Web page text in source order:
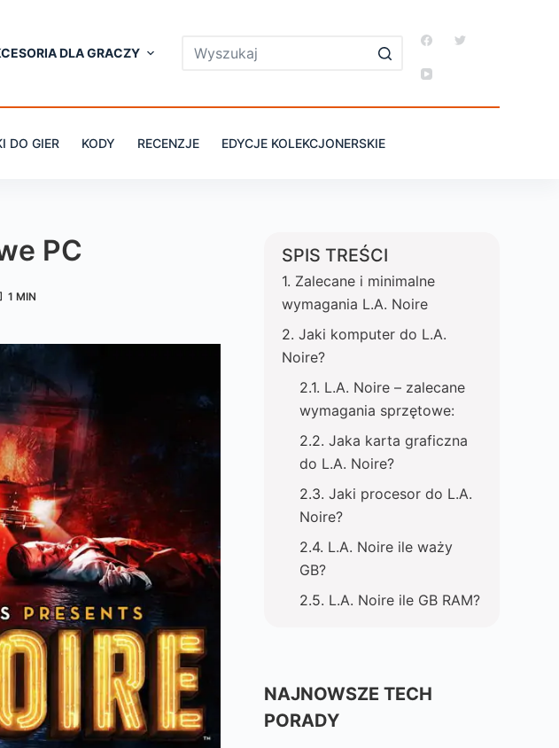
DLA GRACZY
DO GIER KODY RECENZJE EDYCJE KOLEKCJONERSKIE
PC
1 MIN
SPIS TREŚCI
Zalecane i minimalne
wymagania L.A. Noire
Jaki komputer do L.A.
Noire?
L.A. Noire – zalecane
wymagania sprzętowe:
Jaka karta graficzna
do L.A. Noire?
Jaki procesor do L.A.
Noire?
L.A. Noire ile waży
GB?
L.A. Noire ile GB RAM?
NAJNOWSZE TECH
PORADY